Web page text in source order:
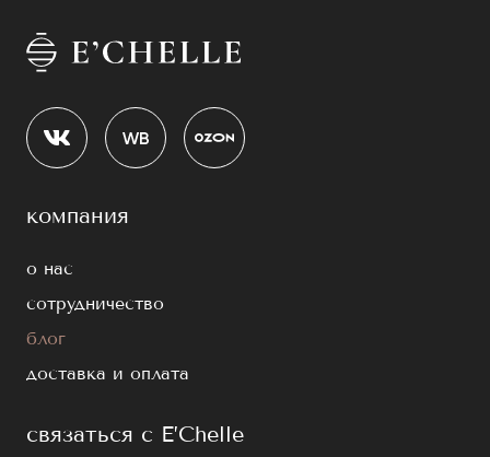
компания
о нас
сотрудничество
блог
доставка и оплата
связаться с E’Chelle